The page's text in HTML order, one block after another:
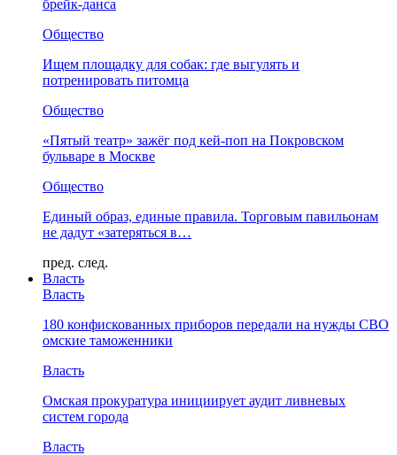
брейк-данса
Общество
Ищем площадку для собак: где выгулять и
потренировать питомца
Общество
«Пятый театр» зажёг под кей-поп на Покровском
бульваре в Москве
Общество
Единый образ, единые правила. Торговым павильонам
не дадут «затеряться в…
пред. след.
Власть
Власть
180 конфискованных приборов передали на нужды СВО
омские таможенники
Власть
Омская прокуратура инициирует аудит ливневых
систем города
Власть